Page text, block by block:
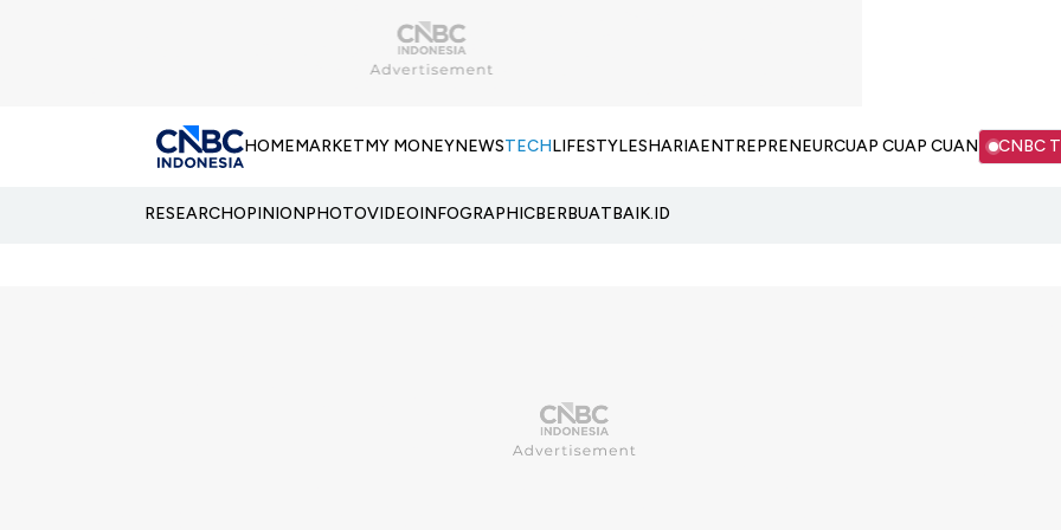
HOMEMARKETMY MONEYNEWSTECHLIFESTYLESHARIAENTREPRENEURCUAP CUAP CUAN CNBC
RESEARCHOPINIONPHOTOVIDEOINFOGRAPHICBERBUATBAIK.ID